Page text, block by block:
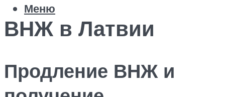
Меню
ВНЖ в Латвии
Продление ВНЖ и